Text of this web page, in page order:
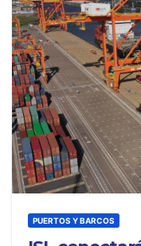
PUERTOS Y BARCOS